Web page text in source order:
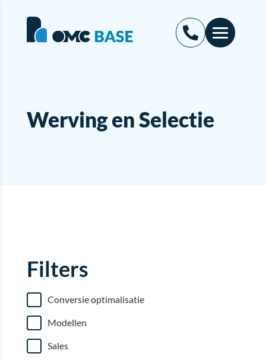
Werving en Selectie
Filters
Conversie optimalisatie
Modellen
Sales